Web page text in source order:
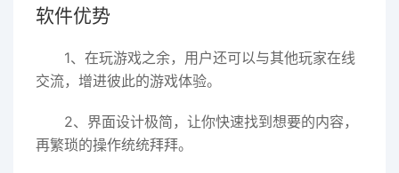
软件优势
1、在玩游戏之余，用户还可以与其他玩家在线
交流，增进彼此的游戏体验。
2、界面设计极简，让你快速找到想要的内容，
再繁琐的操作统统拜拜。